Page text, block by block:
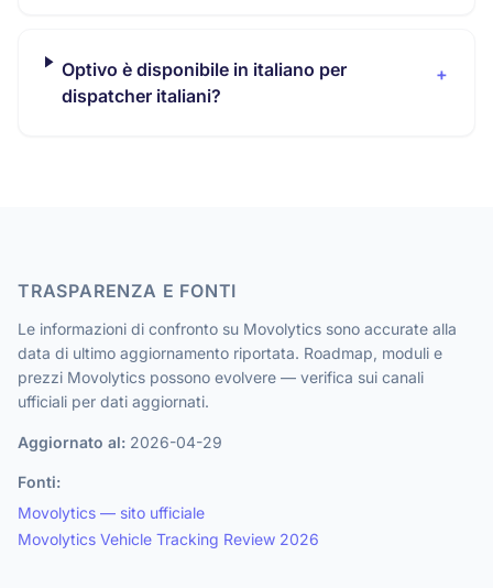
Optivo è disponibile in italiano per
dispatcher italiani?
+
TRASPARENZA E FONTI
Le informazioni di confronto su Movolytics sono accurate alla
data di ultimo aggiornamento riportata. Roadmap, moduli e
prezzi Movolytics possono evolvere — verifica sui canali
ufficiali per dati aggiornati.
Aggiornato al: 2026-04-29
Fonti:
Movolytics — sito ufficiale
Movolytics Vehicle Tracking Review 2026